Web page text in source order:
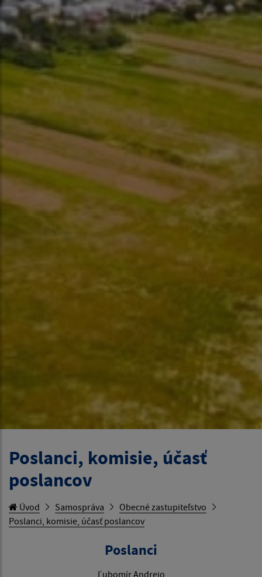
Poslanci, komisie, účasť
poslancov
Úvod Samospráva
Obecné zastupiteľstvo
Poslanci, komisie, účasť poslancov
Poslanci
Ľubomír Andrejo